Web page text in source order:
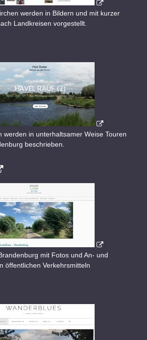
werden in Bildern und mit kurzer
Landkreisen vorgestellt.
werden in unterhaltsamer Weise Touren
beschrieben.
mit Fotos und An- und
öffentlichen Verkehrsmitteln